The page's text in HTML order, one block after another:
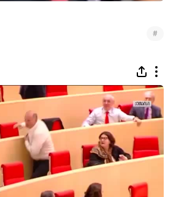
#